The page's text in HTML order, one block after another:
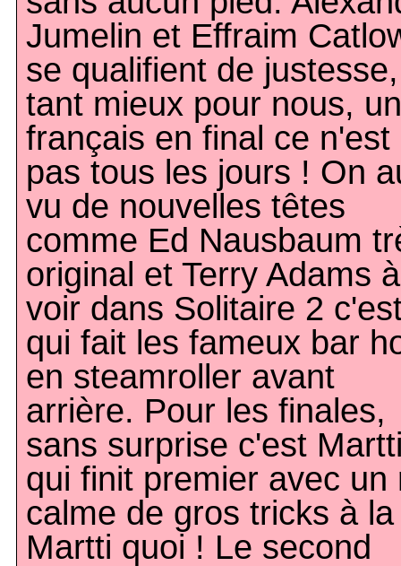
Jumelin et Effraim
se qualifient de justesse,
tant mieux pour nous, un
français en final ce n'est
pas tous les jours ! On
vu de nouvelles têtes
comme Ed Nausbaum
original et Terry Adams à
voir dans Solitaire 2
qui fait les fameux bar
en steamroller avant
arrière. Pour les finales,
sans surprise c'est
qui finit premier avec un
calme de gros tricks à la
Martti quoi ! Le second